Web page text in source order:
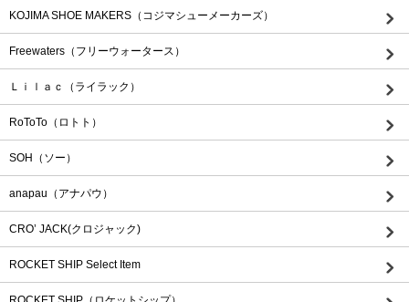
KOJIMA SHOE MAKERS（コジマシューメーカーズ）
Freewaters（フリーウォータース）
Ｌｉｌａｃ（ライラック）
RoToTo（ロトト）
SOH（ソー）
anapau（アナパウ）
CRO’ JACK(クロジャック)
ROCKET SHIP Select Item